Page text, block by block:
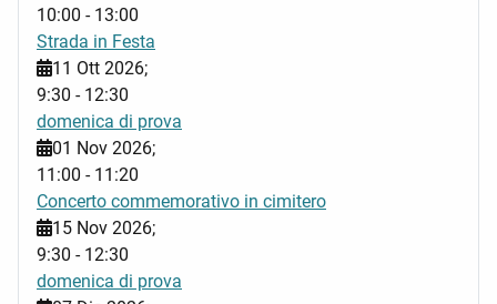
10:00 - 13:00
Strada in Festa
11 Ott 2026;
9:30 - 12:30
domenica di prova
01 Nov 2026;
11:00 - 11:20
Concerto commemorativo in cimitero
15 Nov 2026;
9:30 - 12:30
domenica di prova